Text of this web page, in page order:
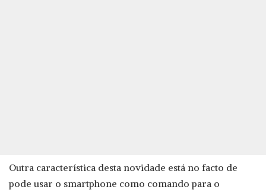
Outra característica desta novidade está no facto de
pode usar o smartphone como comando para o